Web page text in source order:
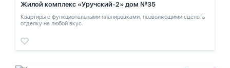
Жилой комплекс «Уручский-2» дом №35
Квартиры с функциональными планировками, позволяющими сделать
отделку на любой вкус.